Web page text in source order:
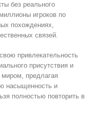
без реального
игроков по
похождениях,
связей.
привлекательность
присутствия и
миром, предлагая
насыщенность и
полностью повторить в